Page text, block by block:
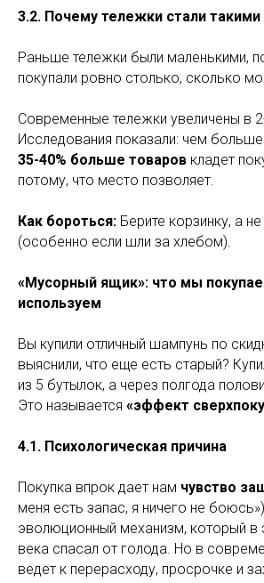
3.2. Почему тележки стали
Раньше тележки были маленькими,
покупали ровно столько, сколько
Современные тележки увеличены в
Исследования показали: чем
35-40% больше товаров кладет
потому, что место позволяет.
Как бороться: Берите корзинку, а
(особенно если шли за хлебом).
«Мусорный ящик»: что мы
используем
Вы купили отличный шампунь по
выяснили, что еще есть старый?
из 5 бутылок, а через полгода
Это называется «эффект
4.1. Психологическая причина
Покупка впрок дает нам чувство
меня есть запас, я ничего не
эволюционный механизм, который в
века спасал от голода. Но в
ведет к перерасходу, просрочке и